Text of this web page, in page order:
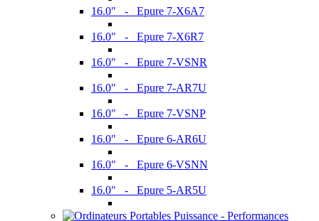
16.0" - Epure 7-X6A7
16.0" - Epure 7-X6R7
16.0" - Epure 7-VSNR
16.0" - Epure 7-AR7U
16.0" - Epure 7-VSNP
16.0" - Epure 6-AR6U
16.0" - Epure 6-VSNN
16.0" - Epure 5-AR5U